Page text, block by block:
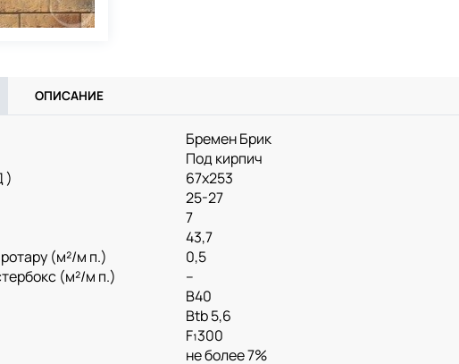
ОПИСАНИЕ
Бремен Брик
Под кирпич
)
67x253
25-27
7
43,7
(м²/м п.)
0,5
(м²/м п.)
--
B40
Btb 5,6
F₁300
не более 7%